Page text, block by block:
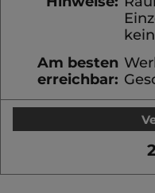
Am besten
erreichbar: